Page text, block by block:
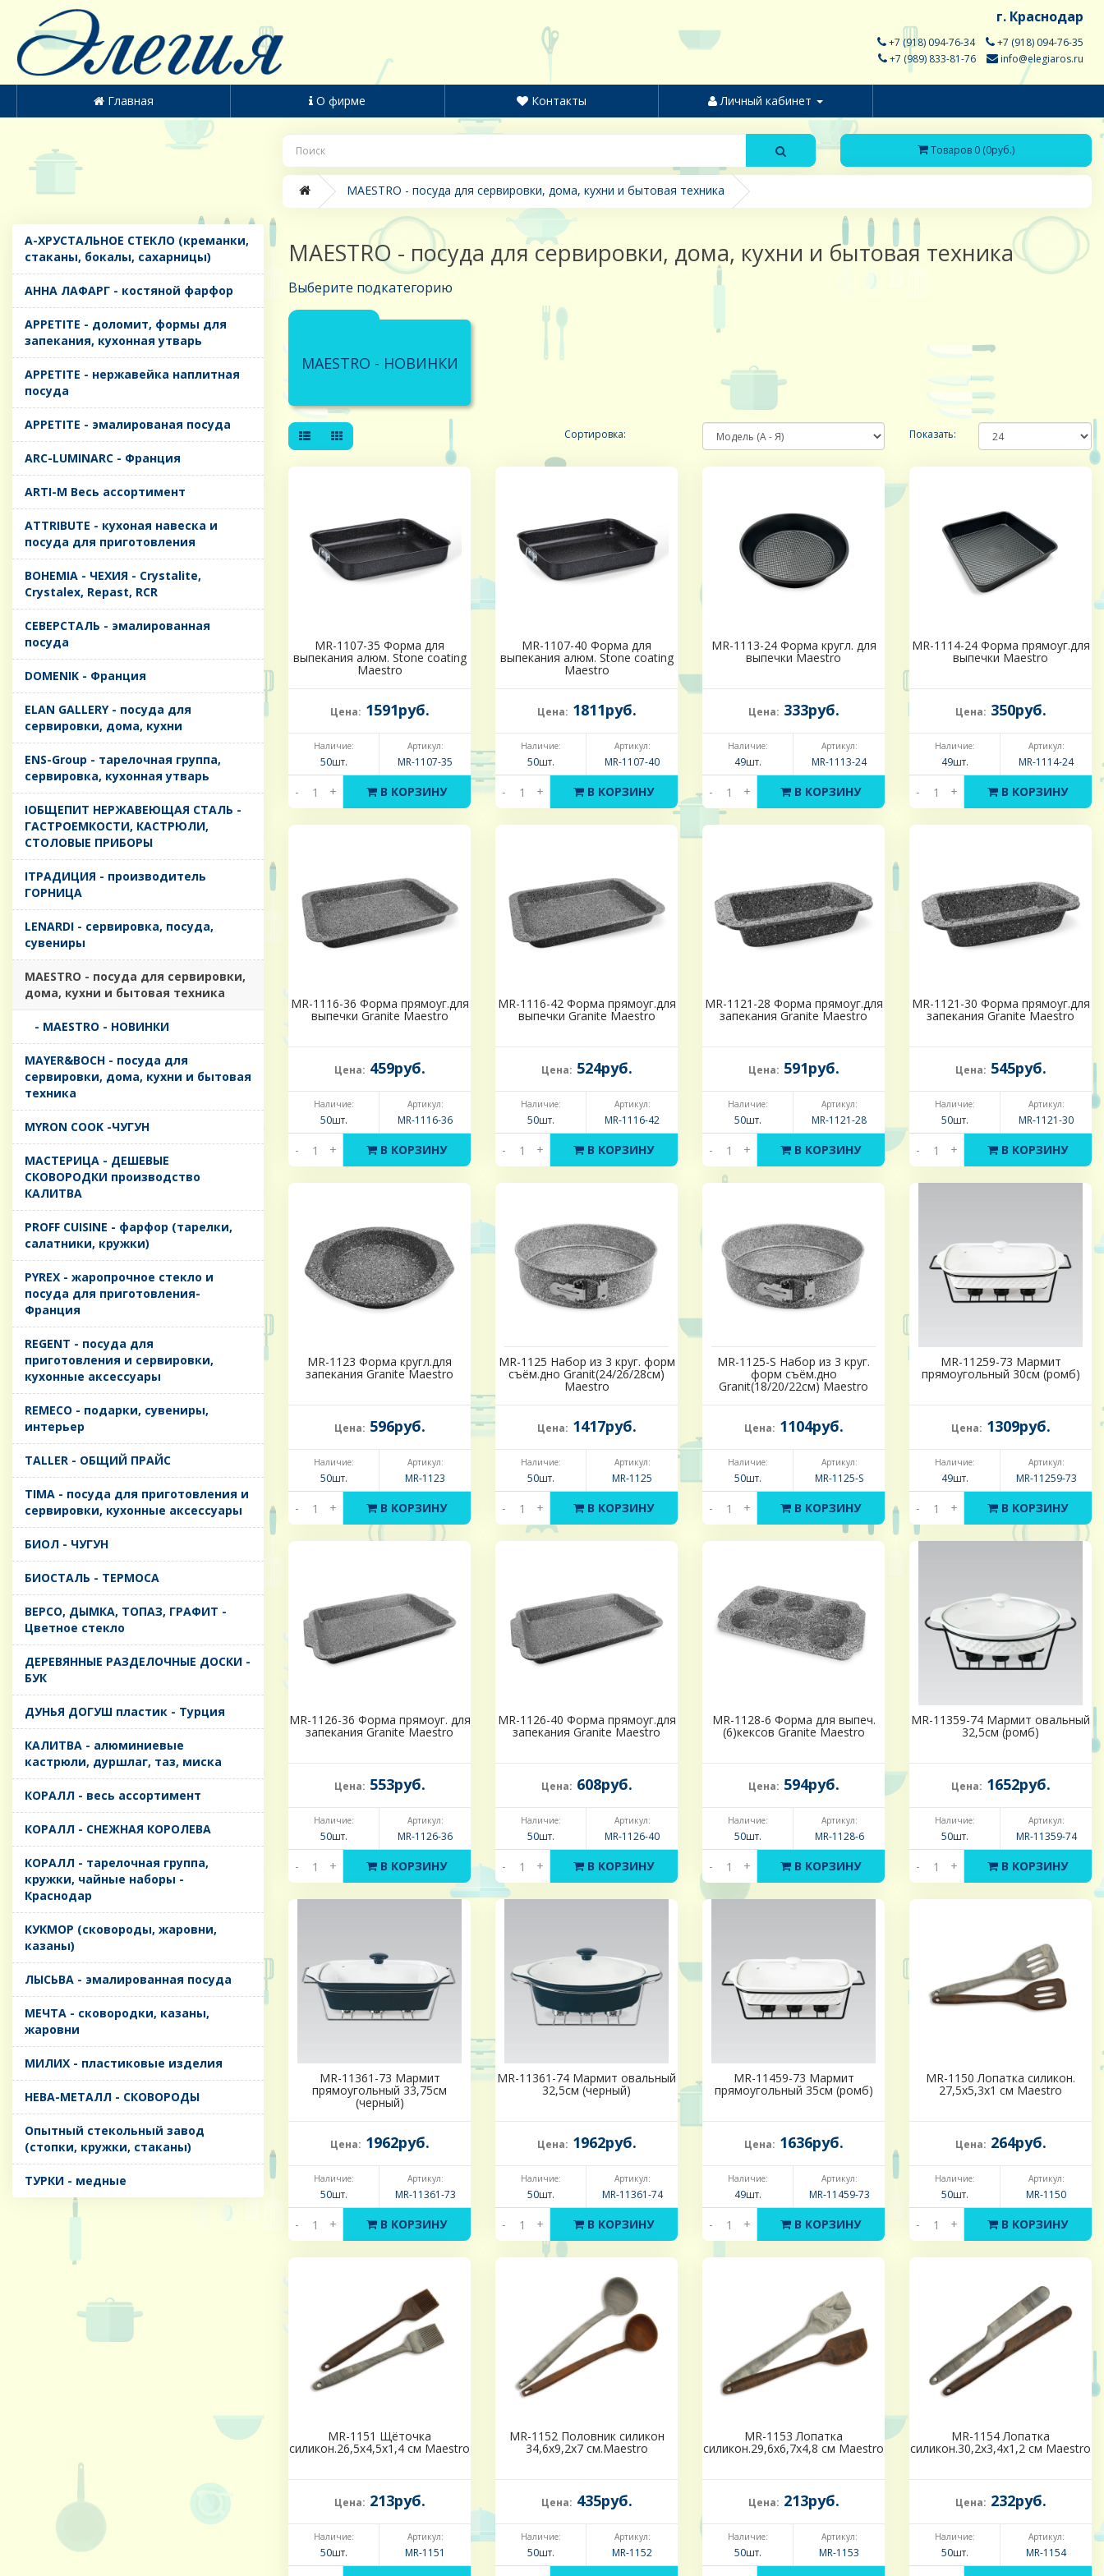
г. Краснодар
+7 (918) 094-76-34
+7 (918) 094-76-35
+7 (989) 833-81-76
info@elegiaros.ru
Главная О фирме Контакты Личный кабинет
Товаров 0 (0руб.)
MAESTRO - посуда для сервировки, дома, кухни и бытовая техника
A-ХРУСТАЛЬНОЕ СТЕКЛО (креманки,
стаканы, бокалы, сахарницы)
AHHA ЛАФАРГ - костяной фарфор
APPETITE - доломит, формы для
запекания, кухонная утварь
APPETITE - нержавейка наплитная
посуда
APPETITE - эмалированая посуда
ARC-LUMINARC - Франция
ARTI-M Весь ассортимент
ATTRIBUTE - кухоная навеска и
посуда для приготовления
BOHEMIA - ЧЕХИЯ - Crystalite,
Crystalex, Repast, RCR
CЕВЕРСТАЛЬ - эмалированная
посуда
DOMENIK - Франция
ELAN GALLERY - посуда для
сервировки, дома, кухни
ENS-Group - тарелочная группа,
сервировка, кухонная утварь
IОБЩЕПИТ НЕРЖАВЕЮЩАЯ СТАЛЬ -
ГАСТРОЕМКОСТИ, КАСТРЮЛИ,
СТОЛОВЫЕ ПРИБОРЫ
IТРАДИЦИЯ - производитель
ГОРНИЦА
LENARDI - сервировка, посуда,
сувениры
MAESTRO - посуда для сервировки,
дома, кухни и бытовая техника
- MAESTRO - НОВИНКИ
MAYER&BOCH - посуда для
сервировки, дома, кухни и бытовая
техника
MYRON COOK -ЧУГУН
MАСТЕРИЦА - ДЕШЕВЫЕ
СКОВОРОДКИ производство
КАЛИТВА
PROFF CUISINE - фарфор (тарелки,
салатники, кружки)
PYREX - жаропрочное стекло и
посуда для приготовления-
Франция
REGENT - посуда для
приготовления и сервировки,
кухонные аксессуары
REMECO - подарки, сувениры,
интерьер
TALLER - ОБЩИЙ ПРАЙС
TIMA - посуда для приготовления и
сервировки, кухонные аксессуары
БИОЛ - ЧУГУН
БИОСТАЛЬ - ТЕРМОСА
ВЕРСО, ДЫМКА, ТОПАЗ, ГРАФИТ -
Цветное стекло
ДЕРЕВЯННЫЕ РАЗДЕЛОЧНЫЕ ДОСКИ -
БУК
ДУНЬЯ ДОГУШ пластик - Турция
КАЛИТВА - алюминиевые
кастрюли, дуршлаг, таз, миска
КОРАЛЛ - весь ассортимент
КОРАЛЛ - СНЕЖНАЯ КОРОЛЕВА
КОРАЛЛ - тарелочная группа,
кружки, чайные наборы -
Краснодар
КУКМОР (сковороды, жаровни,
казаны)
ЛЫСЬВА - эмалированная посуда
МЕЧТА - сковородки, казаны,
жаровни
МИЛИХ - пластиковые изделия
НЕВА-МЕТАЛЛ - СКОВОРОДЫ
Опытный стекольный завод
(стопки, кружки, стаканы)
ТУРКИ - медные
MAESTRO - посуда для сервировки, дома, кухни и бытовая техника
Выберите подкатегорию
MAESTRO - НОВИНКИ
Сортировка: Показать:
MR-1107-35 Форма для
выпекания алюм. Stone coating
Maestro
Цена: 1591руб.
Наличие:
50шт.
Артикул:
MR-1107-35
- + В КОРЗИНУ
MR-1107-40 Форма для
выпекания алюм. Stone coating
Maestro
Цена: 1811руб.
Наличие:
50шт.
Артикул:
MR-1107-40
- + В КОРЗИНУ
MR-1113-24 Форма кругл. для
выпечки Maestro
Цена: 333руб.
Наличие:
49шт.
Артикул:
MR-1113-24
- + В КОРЗИНУ
MR-1114-24 Форма прямоуг.для
выпечки Maestro
Цена: 350руб.
Наличие:
49шт.
Артикул:
MR-1114-24
- + В КОРЗИНУ
MR-1116-36 Форма прямоуг.для
выпечки Granite Maestro
Цена: 459руб.
Наличие:
50шт.
Артикул:
MR-1116-36
- + В КОРЗИНУ
MR-1116-42 Форма прямоуг.для
выпечки Granite Maestro
Цена: 524руб.
Наличие:
50шт.
Артикул:
MR-1116-42
- + В КОРЗИНУ
MR-1121-28 Форма прямоуг.для
запекания Granite Maestro
Цена: 591руб.
Наличие:
50шт.
Артикул:
MR-1121-28
- + В КОРЗИНУ
MR-1121-30 Форма прямоуг.для
запекания Granite Maestro
Цена: 545руб.
Наличие:
50шт.
Артикул:
MR-1121-30
- + В КОРЗИНУ
MR-1123 Форма кругл.для
запекания Granite Maestro
Цена: 596руб.
Наличие:
50шт.
Артикул:
MR-1123
- + В КОРЗИНУ
MR-1125 Набор из 3 круг. форм
съём.дно Granit(24/26/28см)
Maestro
Цена: 1417руб.
Наличие:
50шт.
Артикул:
MR-1125
- + В КОРЗИНУ
MR-1125-S Набор из 3 круг.
форм съём.дно
Granit(18/20/22см) Maestro
Цена: 1104руб.
Наличие:
50шт.
Артикул:
MR-1125-S
- + В КОРЗИНУ
MR-11259-73 Мармит
прямоугольный 30см (ромб)
Цена: 1309руб.
Наличие:
49шт.
Артикул:
MR-11259-73
- + В КОРЗИНУ
MR-1126-36 Форма прямоуг. для
запекания Granite Maestro
Цена: 553руб.
Наличие:
50шт.
Артикул:
MR-1126-36
- + В КОРЗИНУ
MR-1126-40 Форма прямоуг.для
запекания Granite Maestro
Цена: 608руб.
Наличие:
50шт.
Артикул:
MR-1126-40
- + В КОРЗИНУ
MR-1128-6 Форма для выпеч.
(6)кексов Granite Maestro
Цена: 594руб.
Наличие:
50шт.
Артикул:
MR-1128-6
- + В КОРЗИНУ
MR-11359-74 Мармит овальный
32,5см (ромб)
Цена: 1652руб.
Наличие:
50шт.
Артикул:
MR-11359-74
- + В КОРЗИНУ
MR-11361-73 Мармит
прямоугольный 33,75см
(черный)
Цена: 1962руб.
Наличие:
50шт.
Артикул:
MR-11361-73
- + В КОРЗИНУ
MR-11361-74 Мармит овальный
32,5см (черный)
Цена: 1962руб.
Наличие:
50шт.
Артикул:
MR-11361-74
- + В КОРЗИНУ
MR-11459-73 Мармит
прямоугольный 35см (ромб)
Цена: 1636руб.
Наличие:
49шт.
Артикул:
MR-11459-73
- + В КОРЗИНУ
MR-1150 Лопатка силикон.
27,5х5,3х1 см Maestro
Цена: 264руб.
Наличие:
50шт.
Артикул:
MR-1150
- + В КОРЗИНУ
MR-1151 Щёточка
силикон.26,5х4,5х1,4 см Maestro
Цена: 213руб.
Наличие:
50шт.
Артикул:
MR-1151
MR-1152 Половник силикон
34,6х9,2х7 см.Maestro
Цена: 435руб.
Наличие:
50шт.
Артикул:
MR-1152
MR-1153 Лопатка
силикон.29,6х6,7х4,8 см Maestro
Цена: 213руб.
Наличие:
50шт.
Артикул:
MR-1153
MR-1154 Лопатка
силикон.30,2x3,4x1,2 см Maestro
Цена: 232руб.
Наличие:
50шт.
Артикул:
MR-1154